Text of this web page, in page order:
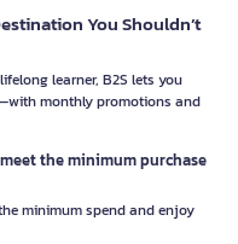
You Shouldn’t
learner, B2S lets you
monthly promotions and
the minimum purchase
minimum spend and enjoy